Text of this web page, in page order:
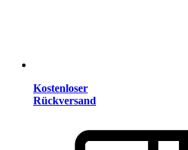
Kostenloser
Rückversand